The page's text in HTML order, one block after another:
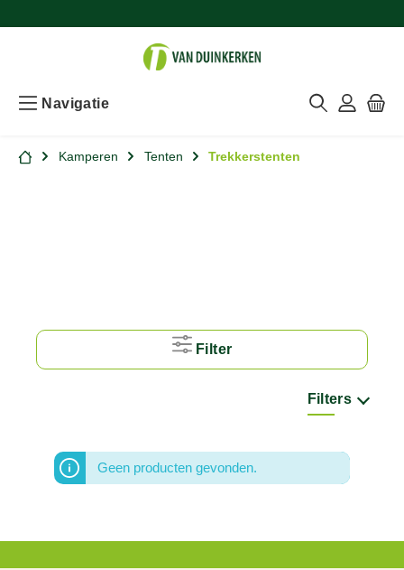
Navigatie
Kamperen Tenten Trekkerstenten
Filter
Filters
Geen producten gevonden.